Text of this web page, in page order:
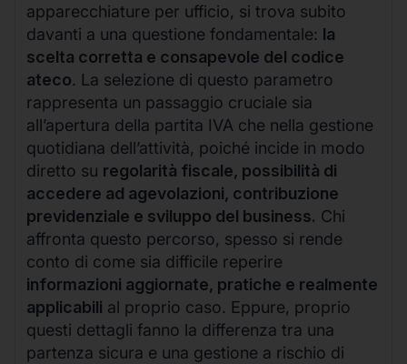
apparecchiature per ufficio, si trova subito
davanti a una questione fondamentale: la
scelta corretta e consapevole del codice
ateco. La selezione di questo parametro
rappresenta un passaggio cruciale sia
all’apertura della partita IVA che nella gestione
quotidiana dell’attività, poiché incide in modo
diretto su regolarità fiscale, possibilità di
accedere ad agevolazioni, contribuzione
previdenziale e sviluppo del business. Chi
affronta questo percorso, spesso si rende
conto di come sia difficile reperire
informazioni aggiornate, pratiche e realmente
applicabili al proprio caso. Eppure, proprio
questi dettagli fanno la differenza tra una
partenza sicura e una gestione a rischio di